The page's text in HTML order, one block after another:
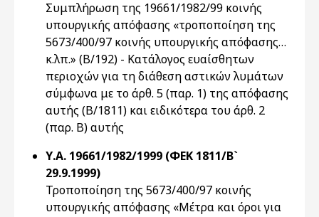
Συμπλήρωση της 19661/1982/99 κοινής
υπουργικής απόφασης «τροποποίηση της
5673/400/97 κοινής υπουργικής απόφασης…
κ.λπ.» (Β/192) - Κατάλογος ευαίσθητων
περιοχών για τη διάθεση αστικών λυμάτων
σύμφωνα με το άρθ. 5 (παρ. 1) της απόφασης
αυτής (Β/1811) και ειδικότερα του άρθ. 2
(παρ. Β) αυτής
Υ.Α. 19661/1982/1999 (ΦΕΚ 1811/Β`
29.9.1999)
Τροποποίηση της 5673/400/97 κοινής
υπουργικής απόφασης «Μέτρα και όροι για